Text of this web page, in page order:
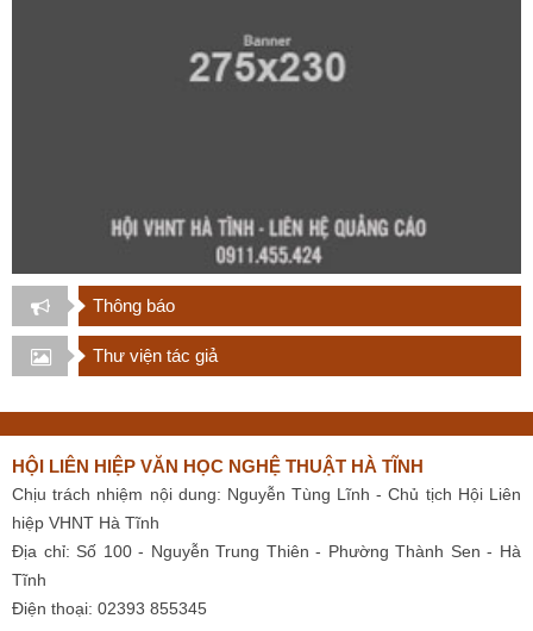
Thông báo
Thư viện tác giả
HỘI LIÊN HIỆP VĂN HỌC NGHỆ THUẬT HÀ TĨNH
Chịu trách nhiệm nội dung: Nguyễn Tùng Lĩnh - Chủ tịch Hội Liên
hiệp VHNT Hà Tĩnh
Địa chỉ: Số 100 - Nguyễn Trung Thiên - Phường Thành Sen - Hà
Tĩnh
Điện thoại: 02393 855345